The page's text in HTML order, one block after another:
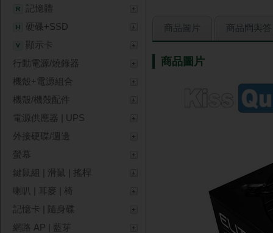
R 記憶體
H 硬碟+SSD
V
顯示卡
行動電源/燒錄器
機殼+電源組合
機殼/機殼配件
電源供應器 | UPS
外接硬碟/週邊
螢幕
鍵鼠組 | 滑鼠 | 搖桿
喇叭 | 耳麥 | 椅
記憶卡 | 隨身碟
網路 AP | 藍芽
商品圖片 商品問與答
商品圖片